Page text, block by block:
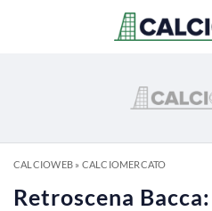
CALCIOWEB» CALCIOMERCATO
Retroscena